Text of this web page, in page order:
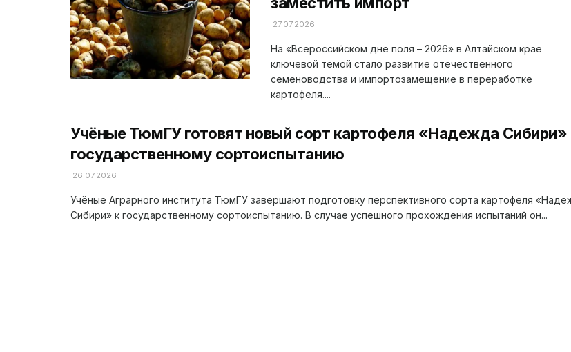
27.07.2026
На «Всероссийском дне поля – 2026» в Алтайском крае
ключевой темой стало развитие отечественного
семеноводства и импортозамещение в переработке
картофеля....
Учёные ТюмГУ готовят новый сорт картофеля «Надежда Сибири»
государственному сортоиспытанию
26.07.2026
Учёные Аграрного института ТюмГУ завершают подготовку перспективного сорта картофеля
Сибири» к государственному сортоиспытанию. В случае успешного прохождения испытаний он...